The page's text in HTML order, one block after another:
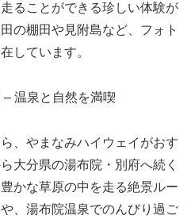
ることができる珍しい体験が
の棚田や見附島など、フォト
しています。
温泉と自然を満喫
、やまなみハイウェイがおす
大分県の湯布院・別府へ続く
かな草原の中を走る絶景ルー
、湯布院温泉でのんびり過ご